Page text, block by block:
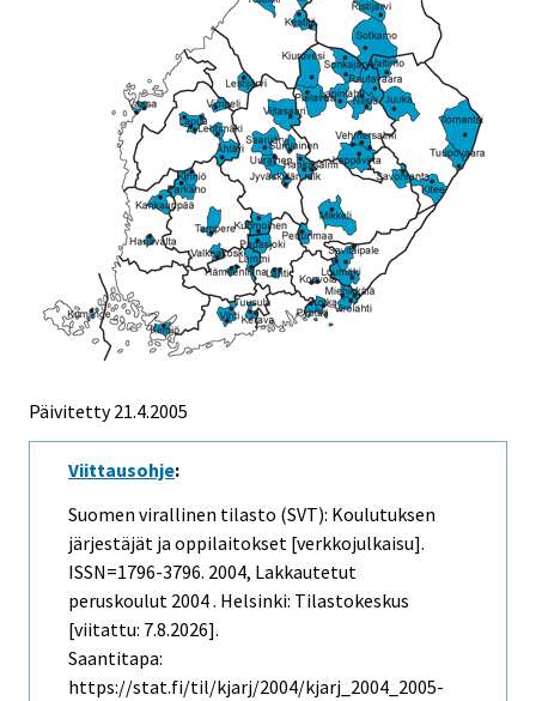
Päivitetty21.4.2005
Viittausohje:
Suomen virallinen tilasto (SVT): Koulutuksen
järjestäjät ja oppilaitokset [verkkojulkaisu].
ISSN=1796-3796. 2004, Lakkautetut
peruskoulut 2004 . Helsinki: Tilastokeskus
[viitattu: 7.8.2026].
Saantitapa:
https://stat.fi/til/kjarj/2004/kjarj_2004_2005-